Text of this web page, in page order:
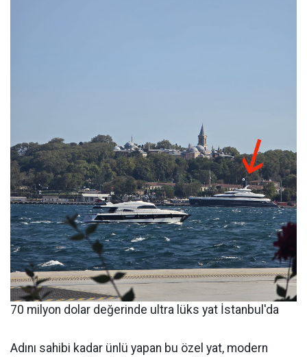
70 milyon dolar değerinde ultra lüks yat İstanbul'da
Adını sahibi kadar ünlü yapan bu özel yat, modern